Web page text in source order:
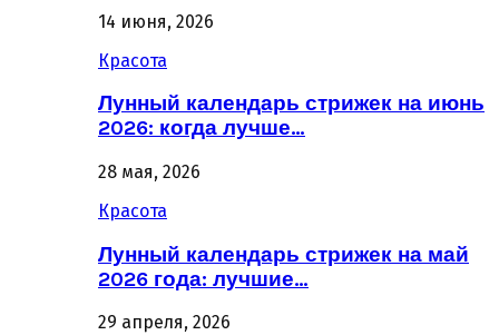
14 июня, 2026
Красота
Лунный календарь стрижек на июнь
2026: когда лучше…
28 мая, 2026
Красота
Лунный календарь стрижек на май
2026 года: лучшие…
29 апреля, 2026